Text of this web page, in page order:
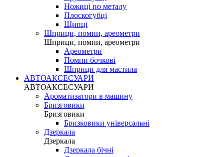
Ножиці по металу
Плоскогубці
Щипці
Шприци, помпи, ареометри
Шприци, помпи, ареометри
Ареометри
Помпи бочкові
Шприци для мастила
АВТОАКСЕСУАРИ
АВТОАКСЕСУАРИ
Ароматизатори в машину
Бризговики
Бризговики
Бризковики універсальні
Дзеркала
Дзеркала
Дзеркала бічні